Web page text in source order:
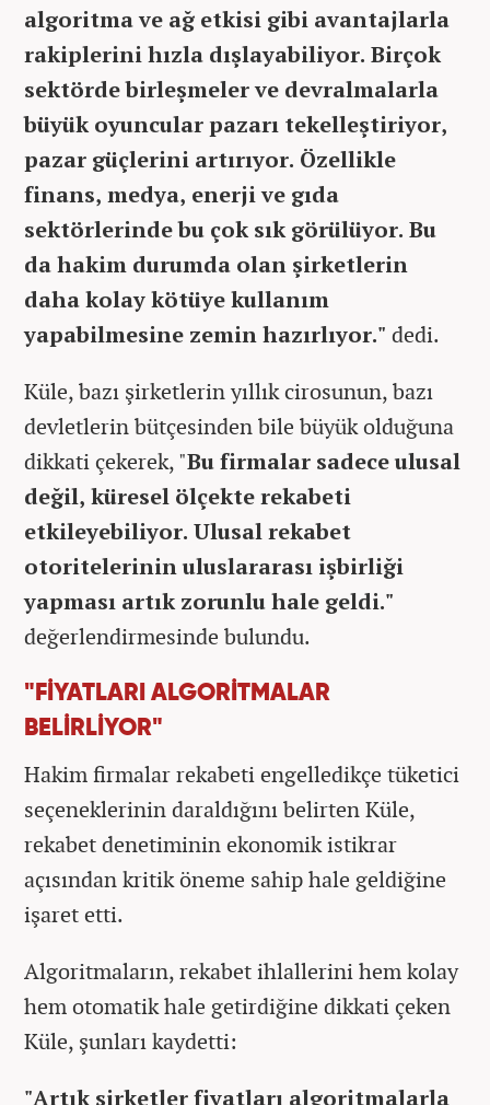
algoritma ve ağ etkisi gibi avantajlarla
rakiplerini hızla dışlayabiliyor. Birçok
sektörde birleşmeler ve devralmalarla
büyük oyuncular pazarı tekelleştiriyor,
pazar güçlerini artırıyor. Özellikle
finans, medya, enerji ve gıda
sektörlerinde bu çok sık görülüyor. Bu
da hakim durumda olan şirketlerin
daha kolay kötüye kullanım
yapabilmesine zemin hazırlıyor." dedi.
Küle, bazı şirketlerin yıllık cirosunun, bazı
devletlerin bütçesinden bile büyük olduğuna
dikkati çekerek, "Bu firmalar sadece ulusal
değil, küresel ölçekte rekabeti
etkileyebiliyor. Ulusal rekabet
otoritelerinin uluslararası işbirliği
yapması artık zorunlu hale geldi."
değerlendirmesinde bulundu.
"FİYATLARI ALGORİTMALAR
BELİRLİYOR"
Hakim firmalar rekabeti engelledikçe tüketici
seçeneklerinin daraldığını belirten Küle,
rekabet denetiminin ekonomik istikrar
açısından kritik öneme sahip hale geldiğine
işaret etti.
Algoritmaların, rekabet ihlallerini hem kolay
hem otomatik hale getirdiğine dikkati çeken
Küle, şunları kaydetti:
"Artık şirketler fiyatları algoritmalarla